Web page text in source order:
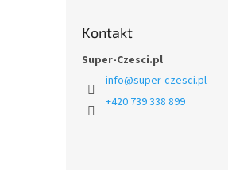
Kontakt
Super-Czesci.pl
info@super-czesci.pl
+420 739 338 899